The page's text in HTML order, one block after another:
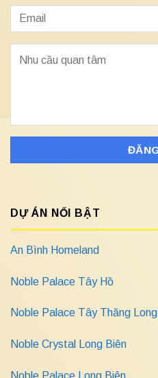
DỰ ÁN NỔI BẬT
An Bình Homeland
Noble Palace Tây Hồ
Noble Palace Tây Thăng Long
Noble Crystal Long Biên
Noble Palace Long Biên